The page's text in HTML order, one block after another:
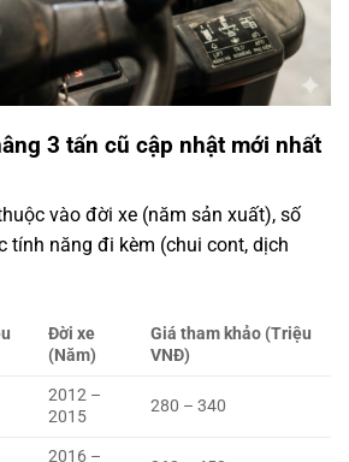
3 tấn cũ cập nhật mới nhất
vào đời xe (năm sản xuất), số
tính năng đi kèm (chui cont, dịch
Đời xe
(Năm)
Giá tham khảo (Triệu
VNĐ)
2012 –
2015
280 – 340
2016 –